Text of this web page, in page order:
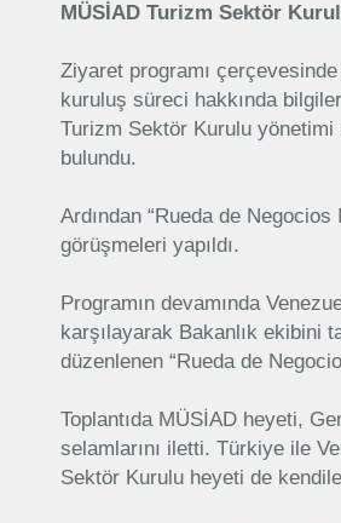
MÜSİAD Turizm Sektör
Ziyaret programı
kuruluş süreci hakkında
Turizm Sektör Kurulu yönetimi
bulundu.
Ardından “Rueda de
görüşmeleri yapıldı.
Programın devamında
karşılayarak Bakanlık ekibini
düzenlenen “Rueda de
Toplantıda MÜSİAD heyeti,
selamlarını iletti. Türkiye ile
Sektör Kurulu heyeti de